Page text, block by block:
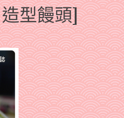
型饅頭]